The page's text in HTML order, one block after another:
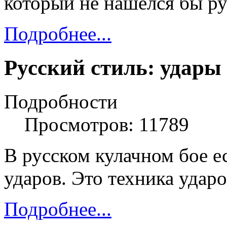
Подробнее...
Русский стиль:
Подробности
Просмотров: 11789
В русском кулачном бое
ударов. Это техника
Подробнее...